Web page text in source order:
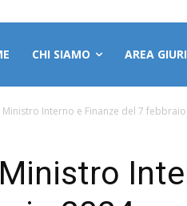
CHI SIAMO AREA
Ministro Interno e Finanze del 7
Ministro